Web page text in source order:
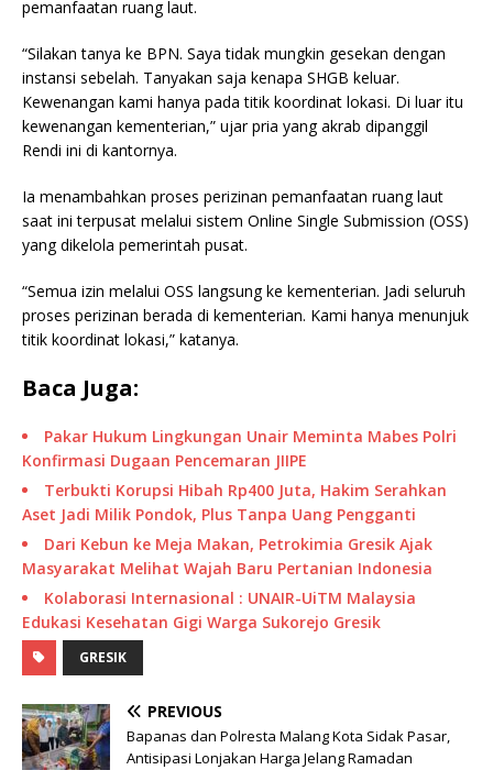
pemanfaatan ruang laut.
“Silakan tanya ke BPN. Saya tidak mungkin gesekan dengan
instansi sebelah. Tanyakan saja kenapa SHGB keluar.
Kewenangan kami hanya pada titik koordinat lokasi. Di luar itu
kewenangan kementerian,” ujar pria yang akrab dipanggil
Rendi ini di kantornya.
Ia menambahkan proses perizinan pemanfaatan ruang laut
saat ini terpusat melalui sistem Online Single Submission (OSS)
yang dikelola pemerintah pusat.
“Semua izin melalui OSS langsung ke kementerian. Jadi seluruh
proses perizinan berada di kementerian. Kami hanya menunjuk
titik koordinat lokasi,” katanya.
Baca Juga:
Pakar Hukum Lingkungan Unair Meminta Mabes Polri
Konfirmasi Dugaan Pencemaran JIIPE
Terbukti Korupsi Hibah Rp400 Juta, Hakim Serahkan
Aset Jadi Milik Pondok, Plus Tanpa Uang Pengganti
Dari Kebun ke Meja Makan, Petrokimia Gresik Ajak
Masyarakat Melihat Wajah Baru Pertanian Indonesia
Kolaborasi Internasional : UNAIR-UiTM Malaysia
Edukasi Kesehatan Gigi Warga Sukorejo Gresik
GRESIK
PREVIOUS
Bapanas dan Polresta Malang Kota Sidak Pasar,
Antisipasi Lonjakan Harga Jelang Ramadan